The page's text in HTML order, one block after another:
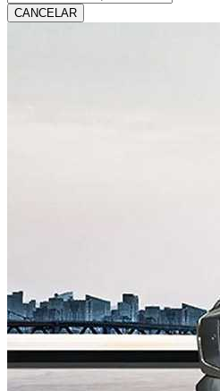
CANCELAR